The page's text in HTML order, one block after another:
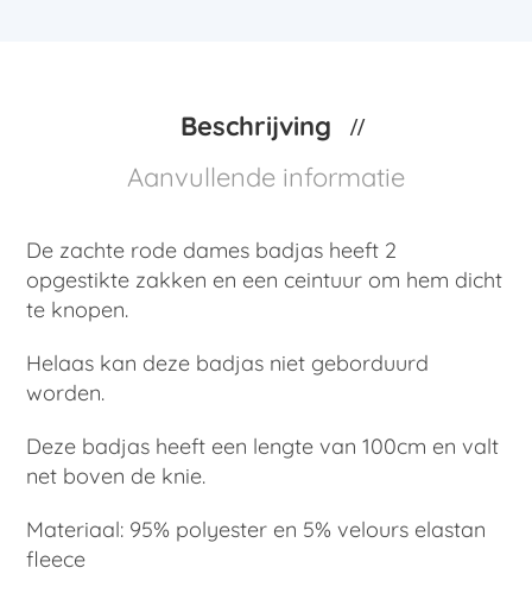
Beschrijving
Aanvullende informatie
De zachte rode dames badjas heeft 2
opgestikte zakken en een ceintuur om hem dicht
te knopen.
Helaas kan deze badjas niet geborduurd
worden.
Deze badjas heeft een lengte van 100cm en valt
net boven de knie.
Materiaal: 95% polyester en 5% velours elastan
fleece